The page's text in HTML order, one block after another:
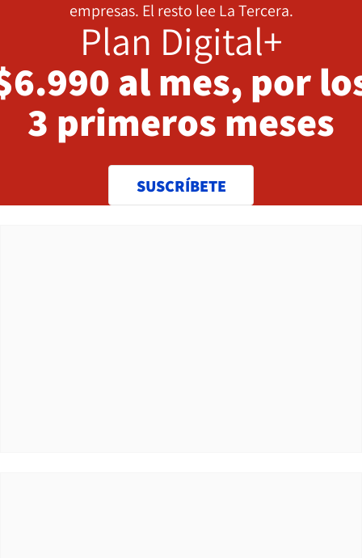
empresas. El resto lee La Tercera.
Plan Digital+
al mes, por
3 primeros meses
SUSCRÍBETE